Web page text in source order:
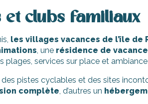
et clubs familiaux
les villages vacances de l’île de
, une résidence de
services sur place et
pistes cyclables et des sites
complète, d’autres un